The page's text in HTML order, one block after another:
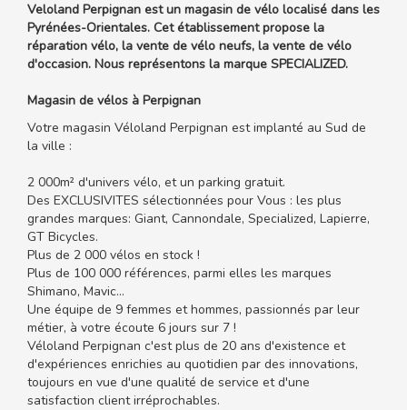
Veloland Perpignan est un magasin de vélo localisé dans les
Pyrénées-Orientales. Cet établissement propose la
réparation vélo, la vente de vélo neufs, la vente de vélo
d'occasion. Nous représentons la marque SPECIALIZED.
Magasin de vélos à Perpignan
Votre magasin Véloland Perpignan est implanté au Sud de
la ville :
2 000m² d'univers vélo, et un parking gratuit.
Des EXCLUSIVITES sélectionnées pour Vous : les plus
grandes marques: Giant, Cannondale, Specialized, Lapierre,
GT Bicycles.
Plus de 2 000 vélos en stock !
Plus de 100 000 références, parmi elles les marques
Shimano, Mavic...
Une équipe de 9 femmes et hommes, passionnés par leur
métier, à votre écoute 6 jours sur 7 !
Véloland Perpignan c'est plus de 20 ans d'existence et
d'expériences enrichies au quotidien par des innovations,
toujours en vue d'une qualité de service et d'une
satisfaction client irréprochables.